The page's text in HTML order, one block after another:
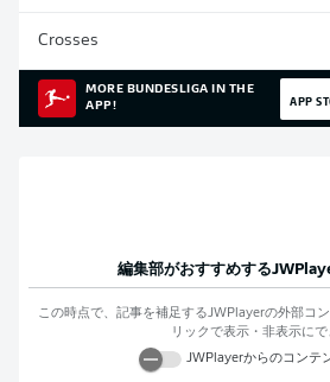
Crosses
MORE BUNDESLIGA IN THE
APP!
APP
編集部がおすすめする
この時点で、記事を補足するJWPlayerの外部コ
リックで表示・非表示にで
JWPlayerからのコンテ